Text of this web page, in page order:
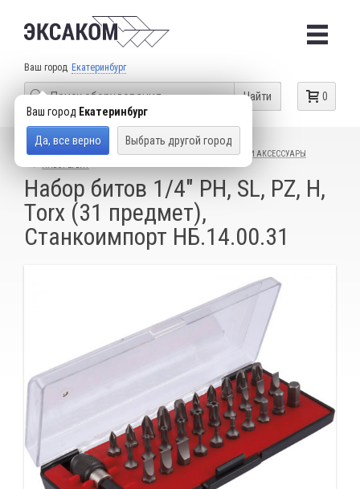
Ваш город Екатеринбург
Ваш город Екатеринбург
Да, все верно Выбрать другой город
0
Найти
КАТАЛОГ ТОВАРОВ СЛЕСАРНЫЙ ИНСТРУМЕНТ
БИТЫ И АКСЕССУАРЫ
Набор битов 1/4" PH, SL, PZ, Н,
Тorx (31 предмет),
Станкоимпорт НБ.14.00.31